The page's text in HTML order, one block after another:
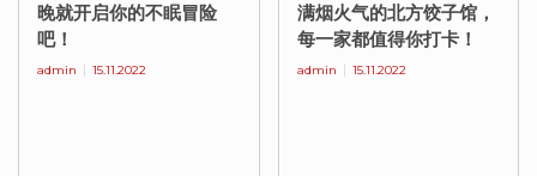
晚就开启你的不眠冒险
吧！
admin 15.11.2022
满烟火气的北方饺子馆，
每一家都值得你打卡！
admin 15.11.2022